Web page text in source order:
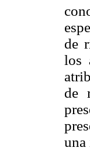
de
los
de
una